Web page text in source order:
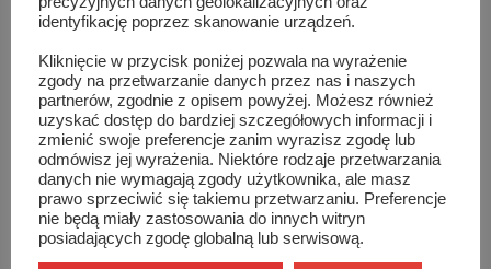
Czym jest artykuł sponsorowany ?
identyfikację poprzez skanowanie urządzeń.
Kliknięcie w przycisk poniżej pozwala na wyrażenie
zgody na przetwarzanie danych przez nas i naszych
partnerów, zgodnie z opisem powyżej. Możesz również
uzyskać dostęp do bardziej szczegółowych informacji i
zmienić swoje preferencje zanim wyrazisz zgodę lub
odmówisz jej wyrażenia. Niektóre rodzaje przetwarzania
danych nie wymagają zgody użytkownika, ale masz
prawo sprzeciwić się takiemu przetwarzaniu. Preferencje
nie będą miały zastosowania do innych witryn
posiadających zgodę globalną lub serwisową.